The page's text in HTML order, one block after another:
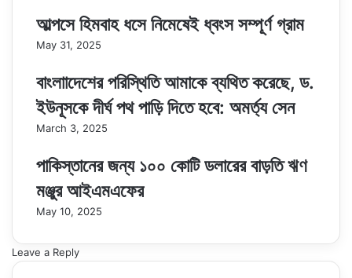
আল্পসে হিমবাহ ধসে নিমেষেই ধ্বংস সম্পূর্ণ গ্রাম
May 31, 2025
বাংলাাদেশের পরিস্থিতি আমাকে ব্যথিত করেছে, ড.
ইউনূসকে দীর্ঘ পথ পাড়ি দিতে হবে: অমর্ত্য সেন
March 3, 2025
পাকিস্তানের জন্য ১০০ কোটি ডলারের বাড়তি ঋণ
মঞ্জুর আইএমএফের
May 10, 2025
Leave a Reply